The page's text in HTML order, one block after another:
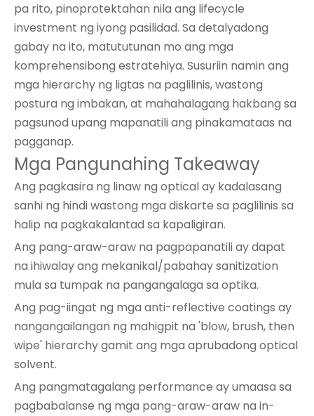
pa rito, pinoprotektahan nila ang lifecycle
investment ng iyong pasilidad. Sa detalyadong
gabay na ito, matututunan mo ang mga
komprehensibong estratehiya. Susuriin namin ang
mga hierarchy ng ligtas na paglilinis, wastong
postura ng imbakan, at mahahalagang hakbang sa
pagsunod upang mapanatili ang pinakamataas na
pagganap.
Mga Pangunahing Takeaway
Ang pagkasira ng linaw ng optical ay kadalasang
sanhi ng hindi wastong mga diskarte sa paglilinis sa
halip na pagkakalantad sa kapaligiran.
Ang pang-araw-araw na pagpapanatili ay dapat
na ihiwalay ang mekanikal/pabahay sanitization
mula sa tumpak na pangangalaga sa optika.
Ang pag-iingat ng mga anti-reflective coatings ay
nangangailangan ng mahigpit na 'blow, brush, then
wipe' hierarchy gamit ang mga aprubadong optical
solvent.
Ang pangmatagalang performance ay umaasa sa
pagbabalanse ng mga pang-araw-araw na in-